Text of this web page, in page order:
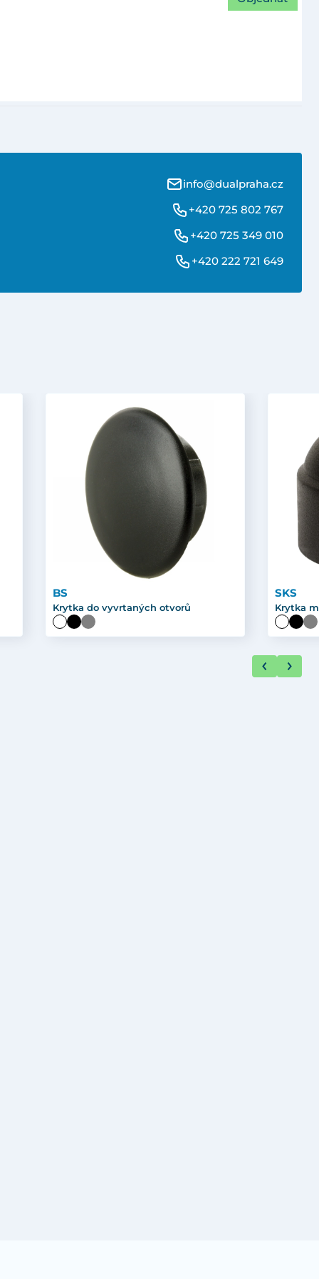
info@dualpraha.cz
+420 725 802 767
+420 725 349 010
+420 222 721 649
BS
Krytka do vyvrtaných otvorů
SKS
Krytka